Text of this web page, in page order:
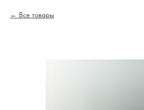
Все товары